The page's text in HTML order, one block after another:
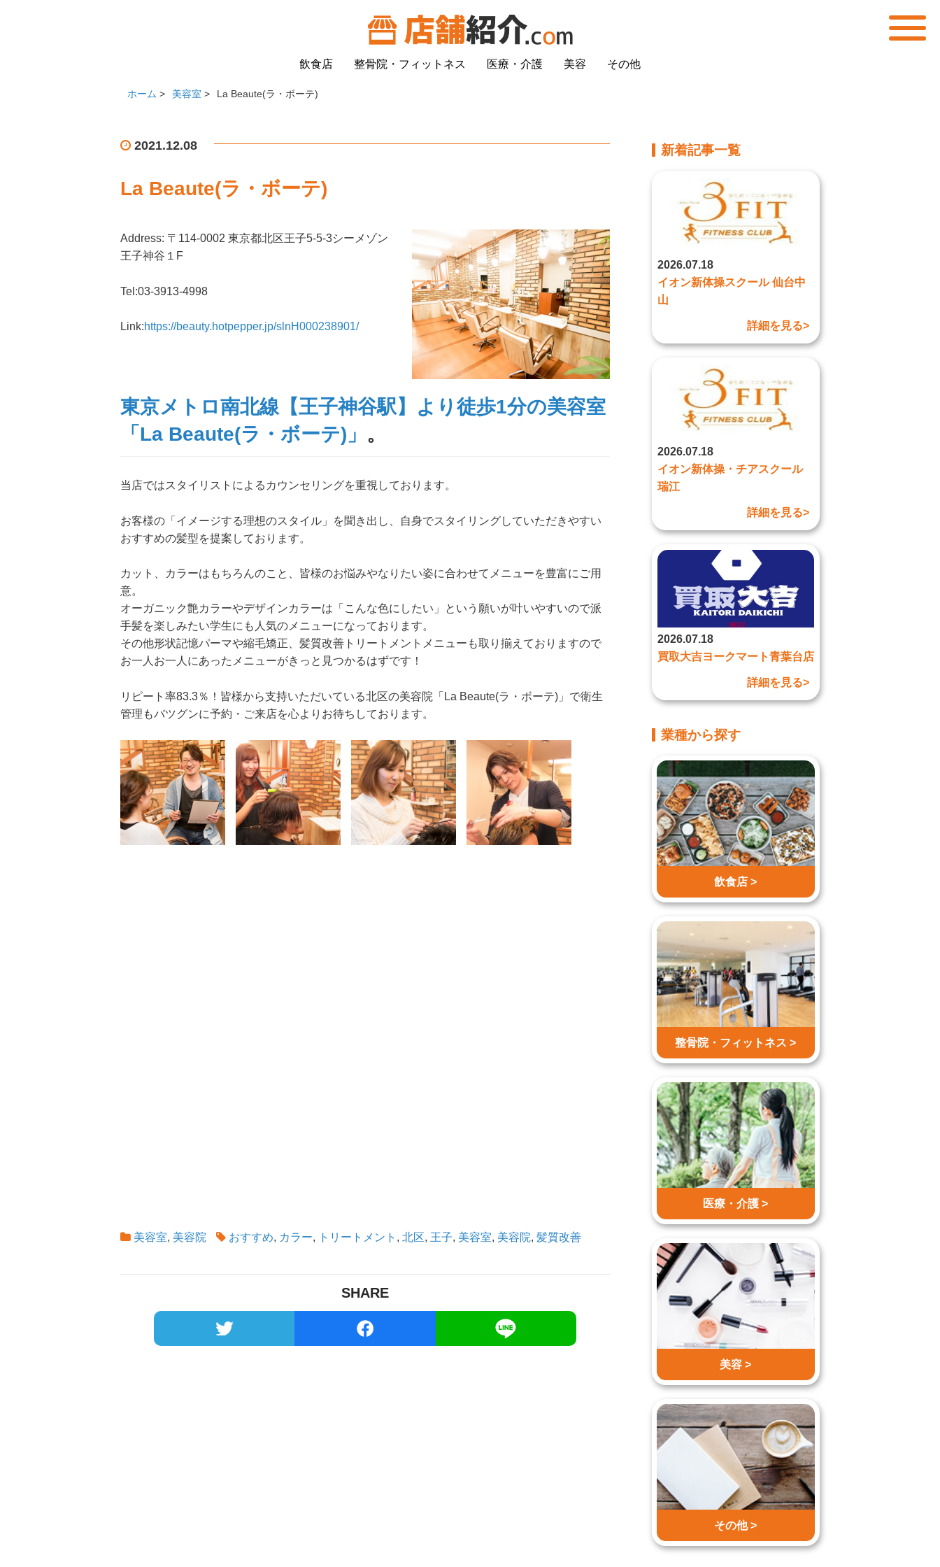
飲食店 整骨院・フィットネス 医療・介護 美容 その他
ホーム > 美容室 > La Beaute(ラ・ボーテ)
2021.12.08
La Beaute(ラ・ボーテ)
Address: 〒114-0002 東京都北区王子5-5-3シーメゾン
王子神谷１F
Tel:03-3913-4998
Link:https://beauty.hotpepper.jp/slnH000238901/
東京メトロ南北線【王子神谷駅】より徒歩1分の美容室
「La Beaute(ラ・ボーテ)」 。
当店ではスタイリストによるカウンセリングを重視しております。
お客様の「イメージする理想のスタイル」を聞き出し、自身でスタイリングしていただきやすい
おすすめの髪型を提案しております。
カット、カラーはもちろんのこと、皆様のお悩みやなりたい姿に合わせてメニューを豊富にご用
意。
オーガニック艶カラーやデザインカラーは「こんな色にしたい」という願いが叶いやすいので派
手髪を楽しみたい学生にも人気のメニューになっております。
その他形状記憶パーマや縮毛矯正、髪質改善トリートメントメニューも取り揃えておりますので
お一人お一人にあったメニューがきっと見つかるはずです！
リピート率83.3％！皆様から支持いただいている北区の美容院「La Beaute(ラ・ボーテ)」で衛生
管理もバツグンに予約・ご来店を心よりお待ちしております。
美容室, 美容院 おすすめ, カラー, トリートメント , 北区, 王子, 美容室, 美容院, 髪質改善
SHARE
新着記事一覧
2026.07.18
イオン新体操スクール 仙台中
山
詳細を見る>
2026.07.18
イオン新体操・チアスクール
瑞江
詳細を見る>
2026.07.18
買取大吉ヨークマート青葉台店
詳細を見る>
業種から探す
飲食店 >
整骨院・ フィットネス >
医療・介護 >
美容 >
その他 >